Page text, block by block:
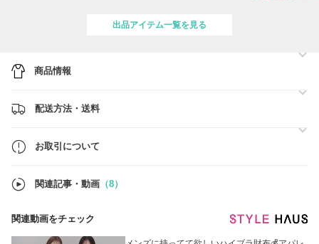
イタリアの独自ルートで買い付けた商品の出品をしています。
リクエストも随時受付しております。
出品アイテム一覧を見る
商品情報
配送方法・送料
お取引について
関連記事・動画 （8）
関連動画をチェック